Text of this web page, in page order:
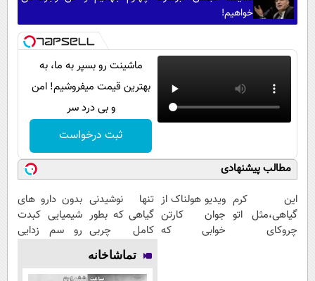
خواهیم!
ماشینت رو بسپر به ما، به
بهترین قیمت میفروشیم! امن
و بی درد سر
ثبت درخواست
مطالب پیشنهادی
این کرم
گیاهی،مثل اتو
چروکای
ویدیو هولناک از
جوان کارتن
خوابی که
تنها نوشیدنی
گیاهی که بطور
کامل چربی
های کبد رو از
بین میبره
بدون دارو های
شیمیایی کبدت
رو سم زدایی
تماشاخانه